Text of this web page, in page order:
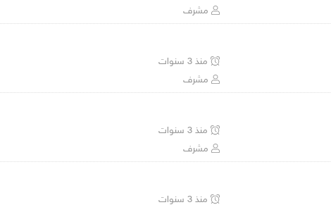
مشرف
منذ 3 سنوات
مشرف
منذ 3 سنوات
مشرف
منذ 3 سنوات